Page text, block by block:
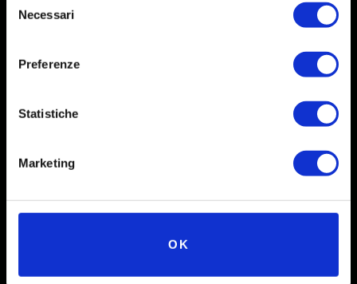
delNecessari
Preferenze
Statistiche
Marketing
OK
Instagram
Facebook